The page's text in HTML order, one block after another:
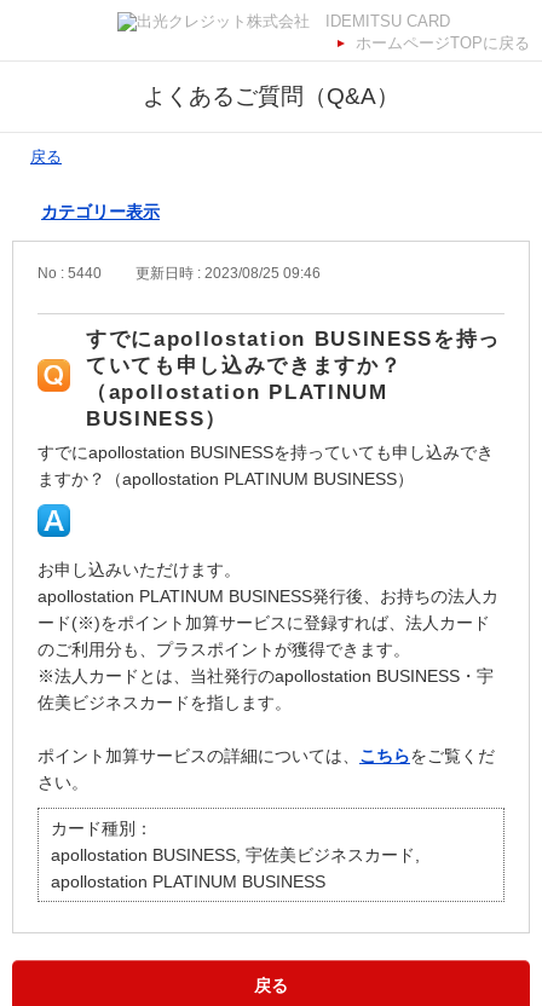
ホームページTOPに戻る
よくあるご質問（Q&A）
戻る
カテゴリー表示
No : 5440 更新日時 : 2023/08/25 09:46
すでにapollostation BUSINESSを持っ
ていても申し込みできますか？
（apollostation PLATINUM
BUSINESS）
すでにapollostation BUSINESSを持っていても申し込みでき
ますか？（apollostation PLATINUM BUSINESS）
お申し込みいただけます。
apollostation PLATINUM BUSINESS発行後、お持ちの法人カ
ード(※)をポイント加算サービスに登録すれば、法人カード
のご利用分も、プラスポイントが獲得できます。
※法人カードとは、当社発行のapollostation BUSINESS・宇
佐美ビジネスカードを指します。
ポイント加算サービスの詳細については、 こちらをご覧くだ
さい。
カード種別：
apollostation BUSINESS, 宇佐美ビジネスカード,
apollostation PLATINUM BUSINESS
戻る